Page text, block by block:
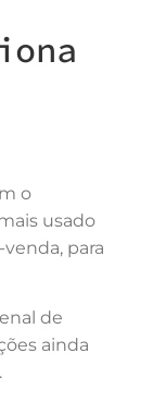
o
usado
para
de
ainda